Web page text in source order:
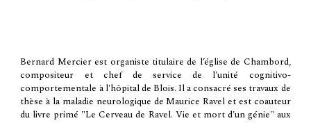
Bernard Mercier est organiste titulaire de l’église de Chambord,
compositeur et chef de service de l'unité cognitivo-
comportementale à l'hôpital de Blois. Il a consacré ses travaux de
thèse à la maladie neurologique de Maurice Ravel et est coauteur
du livre primé "Le Cerveau de Ravel. Vie et mort d'un génie" aux